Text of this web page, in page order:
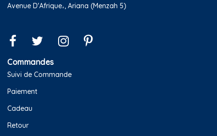
Avenue D'Afrique،, Ariana (Menzah 5)
Commandes
Suivi de Commande
Paiement
Cadeau
Retour